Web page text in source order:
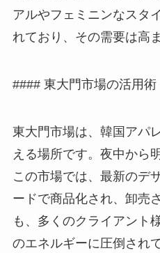
アルやフェミニンなスタ
れており、その需要は高
#### 東大門市場の活用術
東大門市場は、韓国アパ
える場所です。夜中から
この市場では、最新のデ
ードで商品化され、卸売
も、多くのクライアント
のエネルギーに圧倒され